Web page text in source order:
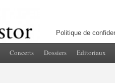
Politique de
Concerts Dossiers Editoriaux